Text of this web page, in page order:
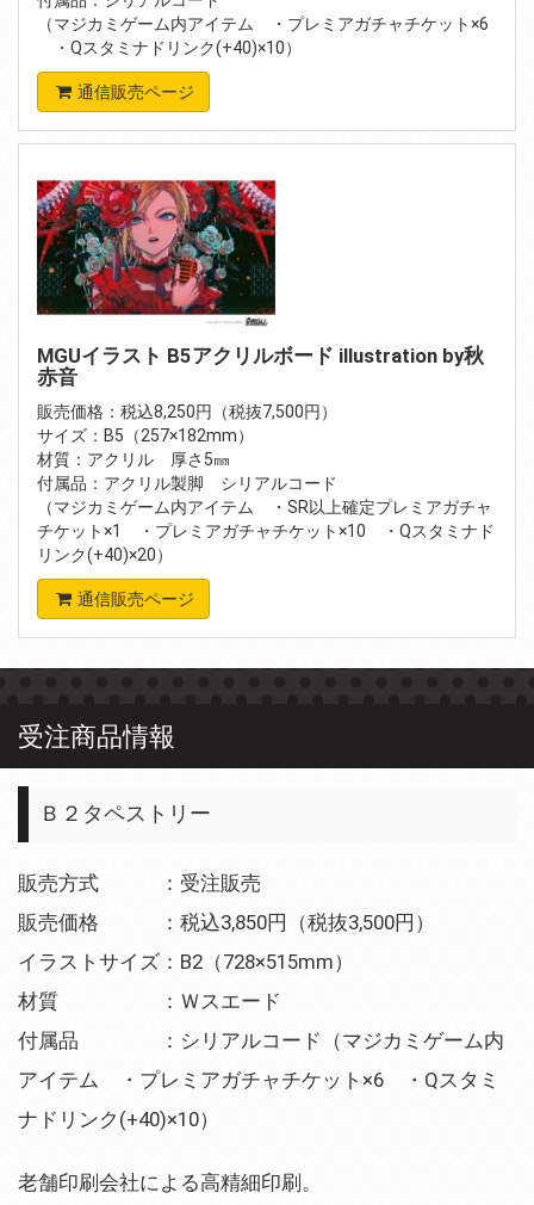
（マジカミゲーム内アイテム ・プレミアガチャチケット×6
・Qスタミナドリンク(+40)×10）
通信販売ページ
MGUイラスト B5アクリルボード illustration by秋
赤音
販売価格：税込8,250円（税抜7,500円）
サイズ：B5（257×182mm）
材質：アクリル 厚さ5㎜
付属品：アクリル製脚 シリアルコード
（マジカミゲーム内アイテム ・SR以上確定プレミアガチャ
チケット×1 ・プレミアガチャチケット×10 ・Qスタミナド
リンク(+40)×20）
通信販売ページ
受注商品情報
Ｂ２タペストリー
販売方式 ：受注販売
販売価格 ：税込3,850円（税抜3,500円）
イラストサイズ：B2（728×515mm）
材質 ：Ｗスエード
付属品 ：シリアルコード（マジカミゲーム内
アイテム ・プレミアガチャチケット×6 ・Qスタミ
ナドリンク(+40)×10）
老舗印刷会社による高精細印刷。